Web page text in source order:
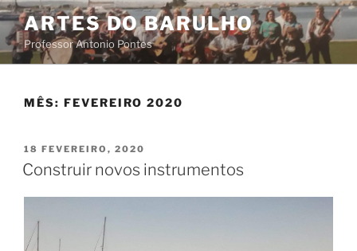
Saltar
para
o
conteúdo
ARTES DO BARULHO
Professor Antonio Pontes
MÊS: FEVEREIRO 2020
PUBLICADO
EM
18 FEVEREIRO, 2020
Construir novos instrumentos